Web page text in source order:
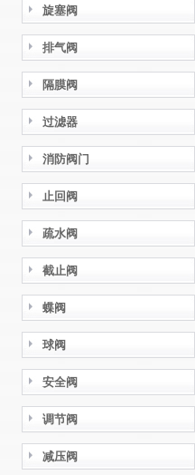
旋塞阀
排气阀
隔膜阀
过滤器
消防阀门
止回阀
疏水阀
截止阀
蝶阀
球阀
安全阀
调节阀
减压阀